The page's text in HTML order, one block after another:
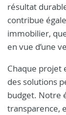
résultat
contribue
immobilier,
en vue d’une
Chaque projet
des solutions
budget. Notre
transparence,